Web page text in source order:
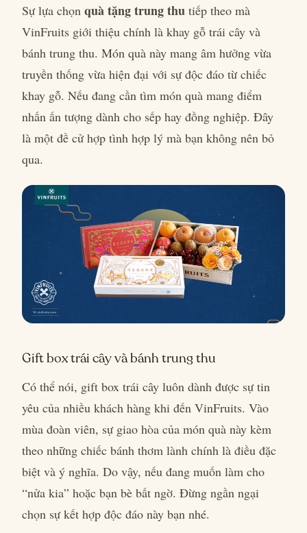
Sự lựa chọn quà tặng trung thu tiếp theo mà
VinFruits giới thiệu chính là khay gỗ trái cây và
bánh trung thu. Món quà này mang âm hưởng vừa
truyền thống vừa hiện đại với sự độc đáo từ chiếc
khay gỗ. Nếu đang cần tìm món quà mang điểm
nhấn ấn tượng dành cho sếp hay đồng nghiệp. Đây
là một đề cử hợp tình hợp lý mà bạn không nên bỏ
qua.
Gift box trái cây và bánh trung thu
Có thể nói, gift box trái cây luôn dành được sự tin
yêu của nhiều khách hàng khi đến VinFruits. Vào
mùa đoàn viên, sự giao hòa của món quà này kèm
theo những chiếc bánh thơm lành chính là điều đặc
biệt và ý nghĩa. Do vậy, nếu đang muốn làm cho
“nửa kia” hoặc bạn bè bất ngờ. Đừng ngần ngại
chọn sự kết hợp độc đáo này bạn nhé.